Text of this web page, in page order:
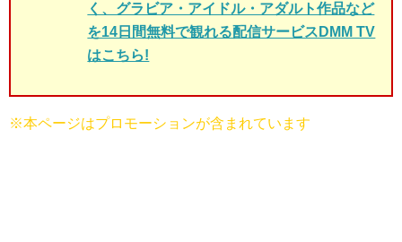
く、グラビア・アイドル・アダルト作品など
を14日間無料で観れる配信サービスDMM TV
はこちら!
※本ページはプロモーションが含まれています